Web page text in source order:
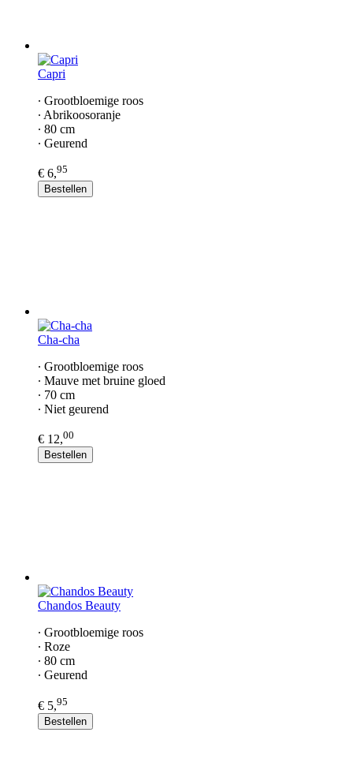
Capri
∙ Grootbloemige roos
∙ Abrikoosoranje
∙ 80 cm
∙ Geurend
€ 6,95
Bestellen
Cha-cha
∙ Grootbloemige roos
∙ Mauve met bruine gloed
∙ 70 cm
∙ Niet geurend
€ 12,00
Bestellen
Chandos Beauty
∙ Grootbloemige roos
∙ Roze
∙ 80 cm
∙ Geurend
€ 5,95
Bestellen